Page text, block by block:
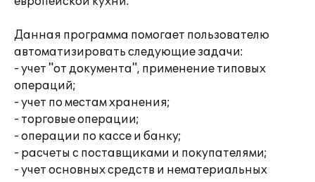
Данная программа помогает пользователю
автоматизировать следующие задачи:
- учет "от документа", применение типовых
операций;
- учет по местам хранения;
- торговые операции;
- операции по кассе и банку;
- расчеты с поставщиками и покупателями;
- учет основных средств и нематериальных